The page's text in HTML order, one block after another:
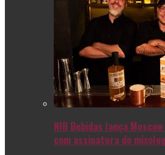
NIB Bebidas lança
com assinatura do